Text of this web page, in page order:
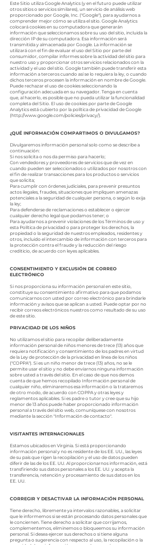
Este Sitio utiliza Google Analytics (y en el futuro puede utilizar
otros sitios o servicios similares), un servicio de análisis web
proporcionado por Google, Inc. ("Google"), para ayudarnos a
comprender mejor cómo se utiliza el sitio. Google Analytics
colocará cookies en su computadora que generarán
información que seleccionamos sobre su uso del sitio, incluida la
dirección IP de su computadora. Esa información será
transmitida y almacenada por Google. La información se
utilizará con el fin de evaluar el uso del Sitio por parte del
consumidor, compilar informes sobre la actividad del sitio para
nuestro uso y proporcionar otros servicios relacionados con la
actividad y el uso del sitio. Google también puede transferir esta
información a terceros cuando así se lo requiera la ley, o cuando
dichos terceros procesen la información en nombre de Google.
Puede rechazar el uso de cookies seleccionando la
configuración adecuada en su navegador. Tenga en cuenta
que, al hacerlo, es posible que no pueda utilizar la funcionalidad
completa del Sitio. El uso de cookies por parte de Google
Analytics está cubierto por la política de privacidad de Google
(http://www.google.com/policies/privacy/).
¿QUÉ INFORMACIÓN COMPARTIMOS O DIVULGAMOS?
Divulgaremos información personal solo como se describe a
continuación:
Si nos solicita o nos da permiso para hacerlo;
Con vendedores y proveedores de servicios que de vez en
cuando pueden ser seleccionados o utilizados por nosotros con
el fin de realizar transacciones para los productos o servicios
que solicita;
Para cumplir con órdenes judiciales, para prevenir presuntos
actos ilegales, fraudes, situaciones que impliquen amenazas
potenciales a la seguridad de cualquier persona, o según lo exija
la ley;
Para defenderse de reclamaciones o establecer o ejercer
cualquier derecho legal que podamos tener; o
Para ayudarnos a prevenir violaciones de los Términos de uso y
esta Política de privacidad o para proteger los derechos, la
propiedad o la seguridad de nuestros empleados, residentes y
otros, incluido el intercambio de información con terceros para
la protección contra el fraude y la reducción del riesgo
crediticio, de acuerdo con leyes aplicables.
CONSENTIMIENTO Y EXCLUSIÓN DE CORREO
ELECTRÓNICO
Si nos proporciona su información personal en este sitio,
constituye su consentimiento afirmativo para que podamos
comunicarnos con usted por correo electrónico para brindarle
información y avisos que se aplican a usted. Puede optar por no
recibir correos electrónicos nuestros como resultado de su uso
de este sitio.
PRIVACIDAD DE LOS NIÑOS
No utilizamos el sitio para recopilar deliberadamente
información personal de niños menores de trece (13) años que
requiera notificación y consentimiento de los padres en virtud
de la Ley de protección de la privacidad en línea de los niños
("COPPA"). Si es un niño menor de trece (13) años, no se le
permite usar el sitio y no debe enviarnos ninguna información
sobre usted a través del sitio. En el caso de que nos demos
cuenta de que hemos recopilado Información personal de
cualquier niño, eliminaremos esa información o la trataremos
de otro modo, de acuerdo con COPPA y otras leyes y
reglamentos aplicables. Si es padre o tutor y cree que su hijo
menor de 13 años puede haber proporcionado información
personal a través del sitio web, comuníquese con nosotros
mediante la sección "Información de contacto".
VISITANTES INTERNACIONALES
Estamos ubicados en Virginia. Si está proporcionando
información personal y no es residente de los EE. UU., las leyes
de su país que rigen la recopilación y el uso de datos pueden
diferir de las de los EE. UU. Al proporcionarnos información, está
transfiriendo sus datos personales a los EE. UU. y acepta la
transferencia, retención y procesamiento de sus datos en los
EE. UU.
CORREGIR Y DESACTIVAR LA INFORMACIÓN PERSONAL
Tiene derecho, libremente ya intervalos razonables, a solicitar
que le informemos si se están procesando datos personales que
le conciernen. Tiene derecho a solicitar que corrijamos,
complementemos, eliminemos o bloqueemos su información
personal. Si desea ejercer sus derechos o si tiene alguna
pregunta o sugerencia con respecto al uso, la recopilación o la